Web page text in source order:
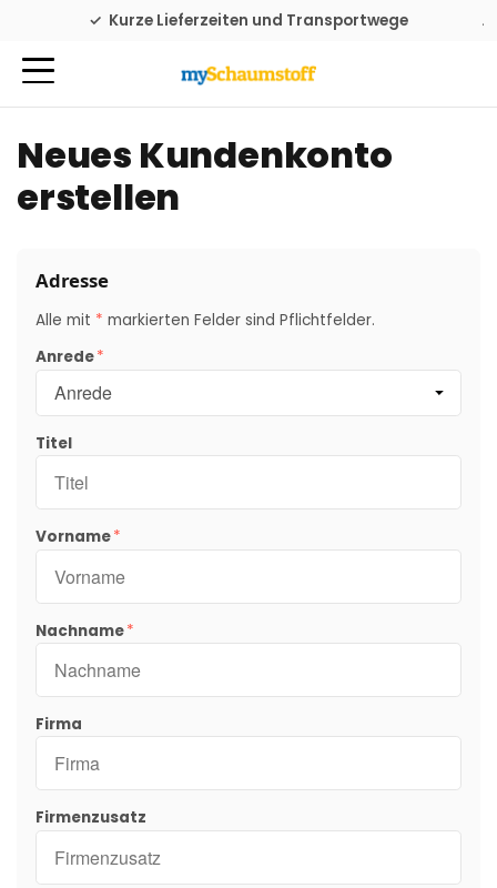
Familienbetrieb seit 1976
Kurze Lieferzeiten und Transportwege
Neues Kundenkonto
erstellen
Adresse
Alle mit * markierten Felder sind Pflichtfelder.
Anrede
Titel
Vorname
Nachname
Firma
Firmenzusatz